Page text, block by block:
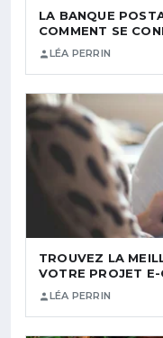
LA BANQUE
COMMENT SE
LÉA PERRIN
TROUVEZ LA
VOTRE PROJET E-
LÉA PERRIN